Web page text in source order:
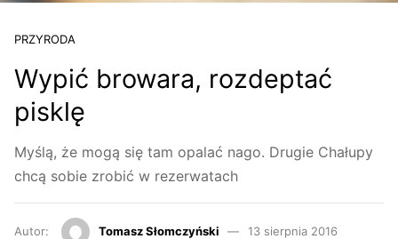
PRZYRODA
Wypić browara, rozdeptać
pisklę
Myślą, że mogą się tam opalać nago. Drugie Chałupy
chcą sobie zrobić w rezerwatach
Autor: Tomasz Słomczyński 13 sierpnia 2016